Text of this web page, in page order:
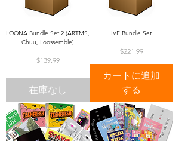
LOONA Bundle Set 2 (ARTMS,
Chuu, Loossemble)
価格
$139.99
在庫なし
IVE Bundle Set
価格
$221.99
カートに追加
する